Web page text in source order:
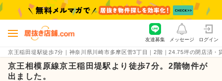
京王稲田堤駅徒歩7分｜神奈川県川崎市多摩区菅3丁目｜2階｜24.75坪の閉店済
友達募集 メッセージ ログイン
京王相模原線京王稲田堤駅より徒歩7分。2階物件が
出ました。